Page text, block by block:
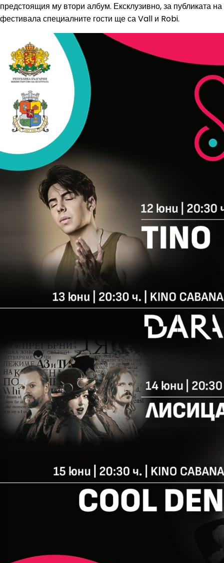
предстоящия му втори албум. Ексклузивно, за публиката на
фестивала специалните гости ще са Vall и Robi.